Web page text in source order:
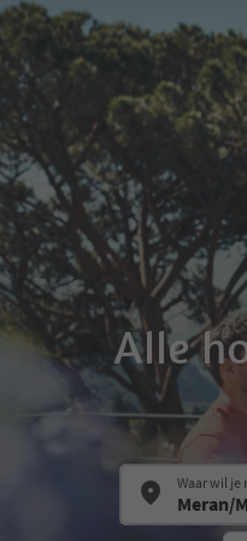
Alle
Waar wil je